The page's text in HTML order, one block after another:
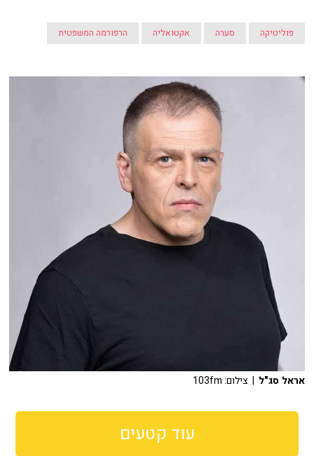
פוליטיקה סערה אקטואליה הרפורמה המשפטית
אראל סג"ל | צילום: 103fm
עוד קטעים